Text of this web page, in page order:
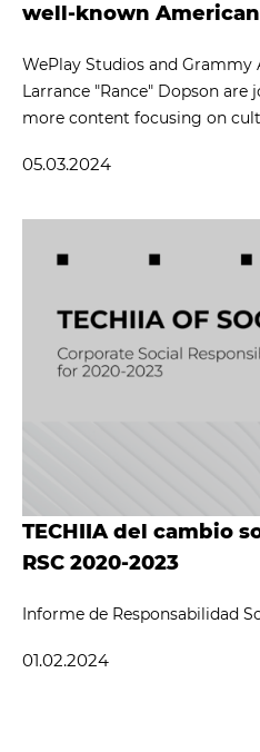
well-known
WePlay Studios and
Larrance "Rance" Dopson
more content focusing on
05.03.2024
TECHIIA del cambio
RSC 2020-2023
Informe de Responsabilidad
01.02.2024